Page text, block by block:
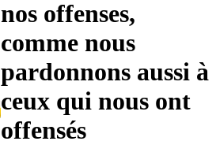
nos offenses,
comme nous
pardonnons aussi à
ceux qui nous ont
offensés